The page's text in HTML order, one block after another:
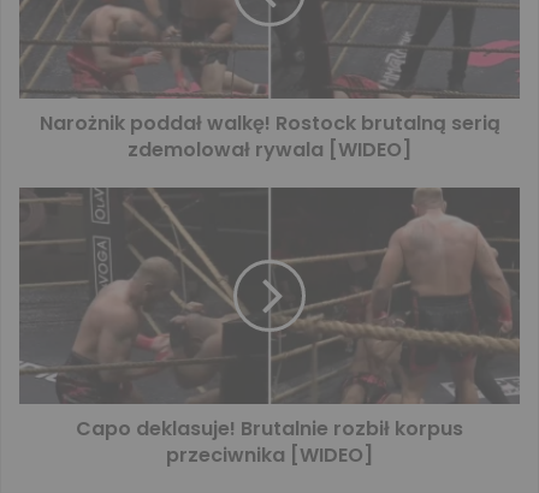
Narożnik poddał walkę! Rostock brutalną serią
zdemolował rywala [WIDEO]
Capo deklasuje! Brutalnie rozbił korpus
przeciwnika [WIDEO]